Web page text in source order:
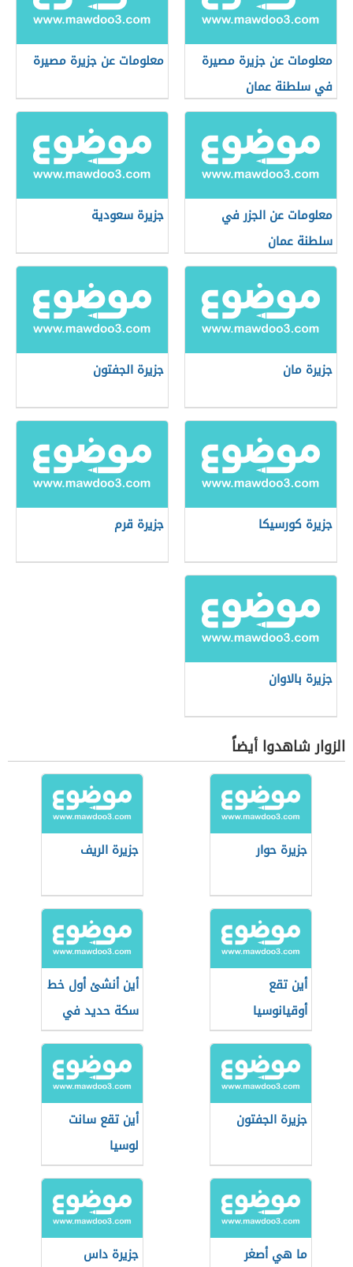
معلومات عن جزيرة مصيرة
في سلطنة عمان
معلومات عن جزيرة مصيرة
معلومات عن الجزر في
سلطنة عمان
جزيرة سعودية
جزيرة مان جزيرة الجفتون
جزيرة كورسيكا جزيرة قرم
جزيرة بالاوان
الزوار شاهدوا أيضاً
جزيرة حوار جزيرة الريف
أين تقع
أوقيانوسيا
أين أنشئ أول خط
سكة حديد في
قارة إفريقيا
جزيرة الجفتون
أين تقع سانت
لوسيا
ما هي أصغر
جزيرة داس